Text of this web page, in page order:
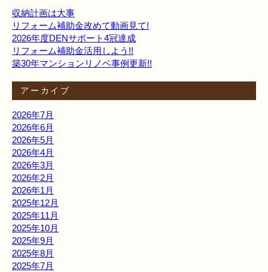
収納計画は大事
リフォーム補助金改めて動画見て!
2026年度DENサポート4冠達成
リフォーム補助金活用しよう!!
築30年マンションリノベ事例更新!!
アーカイブ
2026年7月
2026年6月
2026年5月
2026年4月
2026年3月
2026年2月
2026年1月
2025年12月
2025年11月
2025年10月
2025年9月
2025年8月
2025年7月